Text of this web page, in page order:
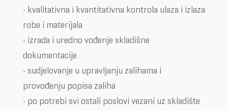
• kvalitativna i kvantitativna kontrola ulaza i izlaza
robe i materijala
• izrada i uredno vođenje skladišne
dokumentacije
• sudjelovanje u upravljanju zalihama i
provođenju popisa zaliha
• po potrebi svi ostali poslovi vezani uz skladište